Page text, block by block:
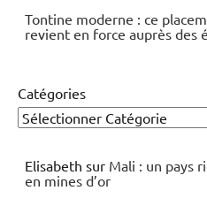
Tontine moderne : ce
revient en force auprès des
Catégories
Elisabeth sur Mali : un pays
en mines d’or